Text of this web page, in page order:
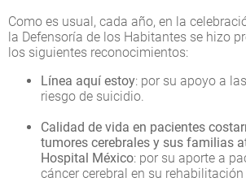
Como es usual, cada año, en la
la Defensoría de los Habitantes se hizo
los siguientes reconocimientos:
Línea aquí estoy: por su apoyo a
riesgo de suicidio.
Calidad de vida en pacientes
tumores cerebrales y sus familias
Hospital México: por su aporte a
cáncer cerebral en su